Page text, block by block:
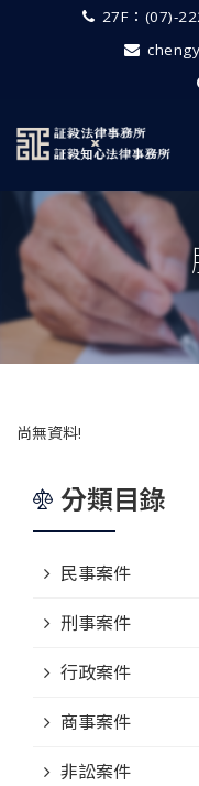
27F：(07)-
尚無資料!
分類目錄
民事案件
刑事案件
行政案件
商事案件
非訟案件